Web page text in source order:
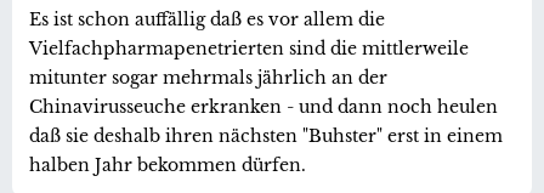
Es ist schon auffällig daß es vor allem die
Vielfachpharmapenetrierten sind die mittlerweile
mitunter sogar mehrmals jährlich an der
Chinavirusseuche erkranken - und dann noch heulen
daß sie deshalb ihren nächsten "Buhster" erst in einem
halben Jahr bekommen dürfen.